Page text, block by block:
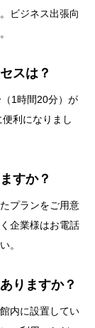
ビジネス出張向
スは？
1時間20分）が
利になりまし
すか？
プランをご用意
企業様はお電話
。
りますか？
内に設置してい